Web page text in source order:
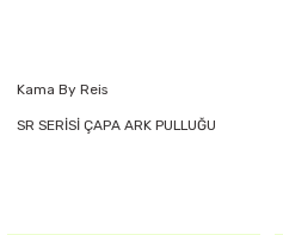
Kama By Reis
SR SERİSİ ÇAPA ARK PULLUĞU